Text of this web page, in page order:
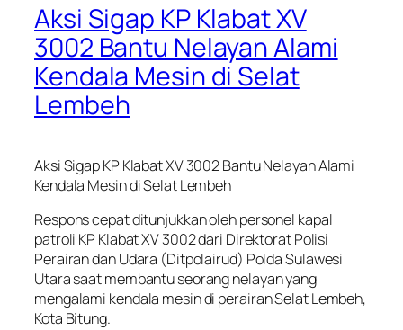
Aksi Sigap KP Klabat XV
3002 Bantu Nelayan Alami
Kendala Mesin di Selat
Lembeh
Aksi Sigap KP Klabat XV 3002 Bantu Nelayan Alami
Kendala Mesin di Selat Lembeh
Respons cepat ditunjukkan oleh personel kapal
patroli KP Klabat XV 3002 dari Direktorat Polisi
Perairan dan Udara (Ditpolairud) Polda Sulawesi
Utara saat membantu seorang nelayan yang
mengalami kendala mesin di perairan Selat Lembeh,
Kota Bitung.